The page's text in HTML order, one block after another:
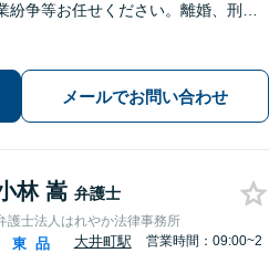
紛争等お任せください。離婚、刑事
崎駅徒歩1分】【弁護士歴10年以上】
メールでお問い合わせ
林 嵩 弁護士
護士法人はれやか法律事務所
東 品
大井町駅
営業時間：09:00~2